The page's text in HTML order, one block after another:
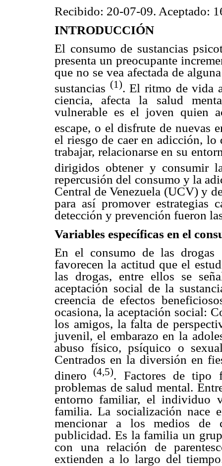
Recibido: 20-07-09. Aceptado:
INTRODUCCIÓN
El consumo de sustancias
presenta un preocupante
que no se vea afectada de
sustancias (1). El ritmo de vida
ciencia, afecta la salud
vulnerable es el joven quien
escape, o el disfrute de nuevas
el riesgo de caer en adicción, lo
trabajar, relacionarse en su
dirigidos obtener y consumir
repercusión del consumo y la
Central de Venezuela (UCV) y
para así promover estrategias
detección y prevención fueron
Variables específicas en el
En el consumo de las drogas
favorecen la actitud que el
las drogas, entre ellos se
aceptación social de la
creencia de efectos
ocasiona, la aceptación social:
los amigos, la falta de
juvenil, el embarazo en la
abuso físico, psíquico o
Centrados en la diversión en
dinero (4,5). Factores de tipo
problemas de salud mental.
entorno familiar, el individuo
familia. La socialización nace
mencionar a los medios de
publicidad. Es la familia un
con una relación de
extienden a lo largo del